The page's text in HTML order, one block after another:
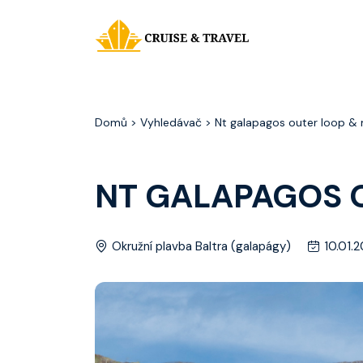
Domů > Vyhledávač > Nt galapagos outer loop &
NT GALAPAGOS
Okružní plavba Baltra (galapágy)